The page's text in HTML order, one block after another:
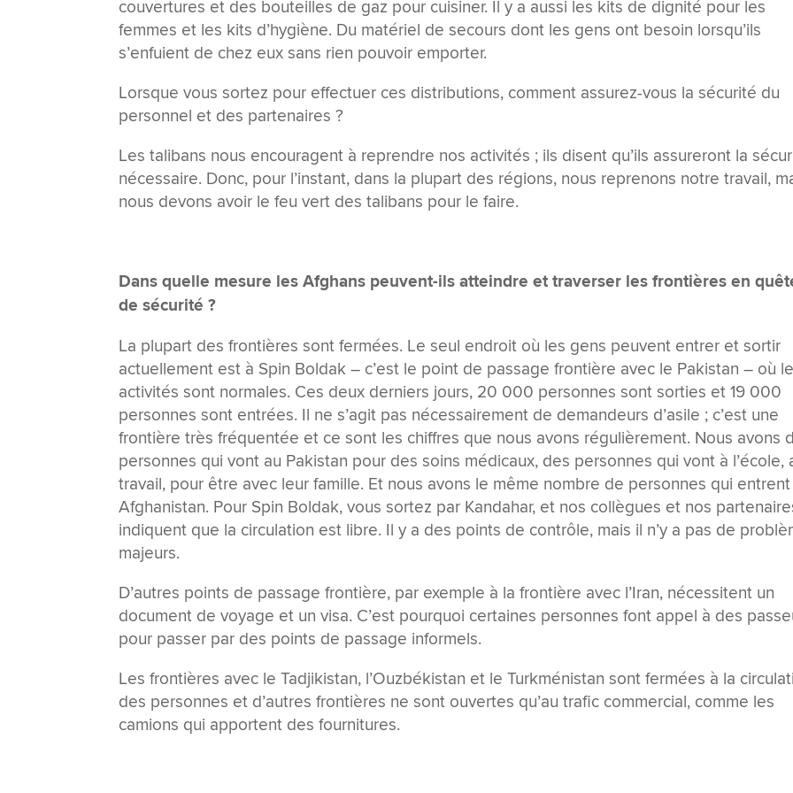
couvertures et des bouteilles de gaz pour cuisiner. Il y a aussi les kits de dignité pour les
femmes et les kits d’hygiène. Du matériel de secours dont les gens ont besoin lorsqu’ils
s’enfuient de chez eux sans rien pouvoir emporter.
Lorsque vous sortez pour effectuer ces distributions, comment assurez-vous la sécurité du
personnel et des partenaires ?
Les talibans nous encouragent à reprendre nos activités ; ils disent qu’ils assureront la
nécessaire. Donc, pour l’instant, dans la plupart des régions, nous reprenons notre travail,
nous devons avoir le feu vert des talibans pour le faire.
Dans quelle mesure les Afghans peuvent-ils atteindre et traverser les frontières en
de sécurité ?
La plupart des frontières sont fermées. Le seul endroit où les gens peuvent entrer et sortir
actuellement est à Spin Boldak – c’est le point de passage frontière avec le Pakistan – où
activités sont normales. Ces deux derniers jours, 20 000 personnes sont sorties et 19 000
personnes sont entrées. Il ne s’agit pas nécessairement de demandeurs d’asile ; c’est une
frontière très fréquentée et ce sont les chiffres que nous avons régulièrement. Nous avons
personnes qui vont au Pakistan pour des soins médicaux, des personnes qui vont à l’école,
travail, pour être avec leur famille. Et nous avons le même nombre de personnes qui
Afghanistan. Pour Spin Boldak, vous sortez par Kandahar, et nos collègues et nos
indiquent que la circulation est libre. Il y a des points de contrôle, mais il n’y a pas de
majeurs.
D’autres points de passage frontière, par exemple à la frontière avec l’Iran, nécessitent un
document de voyage et un visa. C’est pourquoi certaines personnes font appel à des
pour passer par des points de passage informels.
Les frontières avec le Tadjikistan, l’Ouzbékistan et le Turkménistan sont fermées à la
des personnes et d’autres frontières ne sont ouvertes qu’au trafic commercial, comme les
camions qui apportent des fournitures.